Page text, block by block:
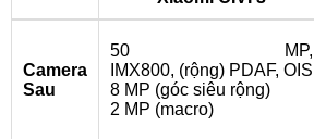
Camera
Sau
50 MP,
IMX800, (rộng) PDAF, OIS
8 MP (góc siêu rộng)
2 MP (macro)